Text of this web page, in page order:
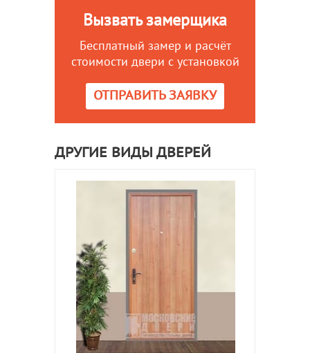
Вызвать замерщика
Бесплатный замер и расчёт
стоимости двери с установкой
ОТПРАВИТЬ ЗАЯВКУ
ДРУГИЕ ВИДЫ ДВЕРЕЙ